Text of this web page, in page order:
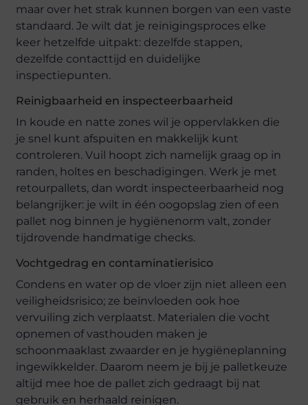
maar over het strak kunnen borgen van een vaste
standaard. Je wilt dat je reinigingsproces elke
keer hetzelfde uitpakt: dezelfde stappen,
dezelfde contacttijd en duidelijke
inspectiepunten.
Reinigbaarheid en inspecteerbaarheid
In koude en natte zones wil je oppervlakken die
je snel kunt afspuiten en makkelijk kunt
controleren. Vuil hoopt zich namelijk graag op in
randen, holtes en beschadigingen. Werk je met
retourpallets, dan wordt inspecteerbaarheid nog
belangrijker: je wilt in één oogopslag zien of een
pallet nog binnen je hygiënenorm valt, zonder
tijdrovende handmatige checks.
Vochtgedrag en contaminatierisico
Condens en water op de vloer zijn niet alleen een
veiligheidsrisico; ze beïnvloeden ook hoe
vervuiling zich verplaatst. Materialen die vocht
opnemen of vasthouden maken je
schoonmaaklast zwaarder en je hygiëneplanning
ingewikkelder. Daarom neem je bij je palletkeuze
altijd mee hoe de pallet zich gedraagt bij nat
gebruik en herhaald reinigen.